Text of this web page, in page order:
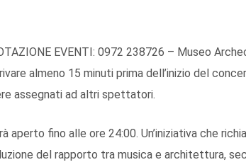
EVENTI: 0972 238726 – Museo
almeno 15 minuti prima dell’inizio del
assegnati ad altri spettatori.
aperto fino alle ore 24:00. Un’iniziativa che
del rapporto tra musica e architettura,